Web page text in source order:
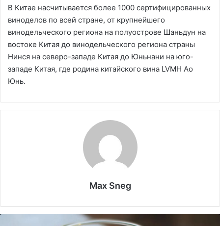
В Китае насчитывается более 1000 сертифицированных
виноделов по всей стране, от крупнейшего
винодельческого региона на полуострове Шаньдун на
востоке Китая до винодельческого региона страны
Нинся на северо-западе Китая до Юньнани на юго-
западе Китая, где родина китайского вина LVMH Ао
Юнь.
Max Sneg